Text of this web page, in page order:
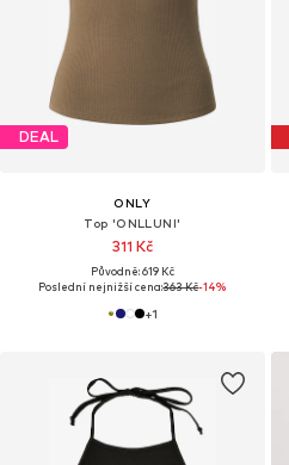
DEAL
ONLY
Top 'ONLLUNI'
311 Kč
Původně: 619 Kč
Poslední nejnižší cena:363 Kč-14%
+1